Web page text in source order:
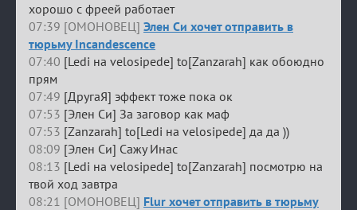
хорошо с фреей работает
07:39 [ОМОНОВЕЦ] Элен Си хочет отправить в
тюрьму Incandescence
07:40 [Ledi на velosipede] to[Zanzarah] как обоюдно
прям
07:49 [ДругаЯ] эффект тоже пока ок
07:53 [Элен Си] За заговор как маф
07:53 [Zanzarah] to[Ledi на velosipede] да да ))
08:09 [Элен Си] Сажу Инас
08:13 [Ledi на velosipede] to[Zanzarah] посмотрю на
твой ход завтра
08:21 [ОМОНОВЕЦ] Flur хочет отправить в тюрьму